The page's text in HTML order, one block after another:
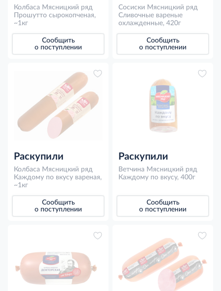
Колбаса Мясницкий ряд
Прошутто сырокопченая,
~1кг
Сообщить
о поступлении
Сосиски Мясницкий ряд
Сливочные вареные
охлажденные, 420г
Сообщить
о поступлении
Раскупили
Колбаса Мясницкий ряд
Каждому по вкусу вареная,
~1кг
Сообщить
о поступлении
Раскупили
Ветчина Мясницкий ряд
Каждому по вкусу, 400г
Сообщить
о поступлении